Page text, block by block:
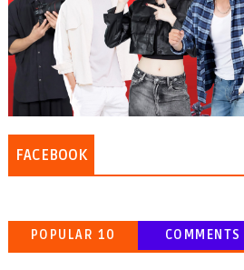
FACEBOOK
POPULAR 10 COMMENTS